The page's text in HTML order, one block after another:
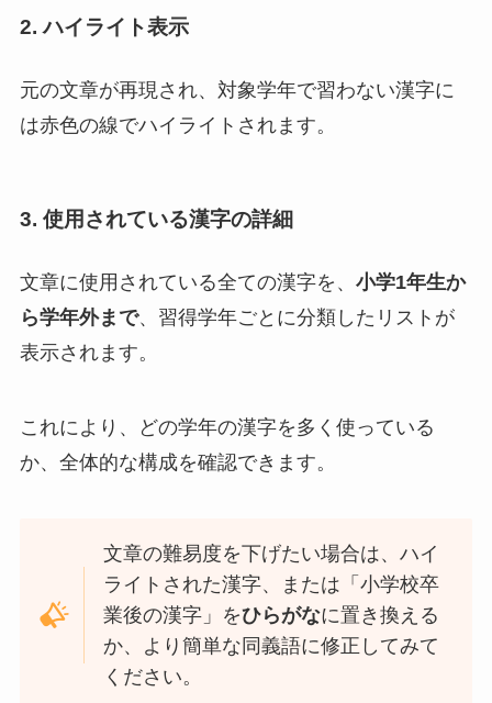
2. ハイライト表示
元の文章が再現され、対象学年で習わない漢字に
は赤色の線でハイライトされます。
3. 使用されている漢字の詳細
文章に使用されている全ての漢字を、 小学1年生か
ら学年外まで、習得学年ごとに分類したリストが
表示されます。
これにより、どの学年の漢字を多く使っている
か、全体的な構成を確認できます。
文章の難易度を下げたい場合は、ハイ
ライトされた漢字、または「小学校卒
業後の漢字」をひらがなに置き換える
か、より簡単な同義語に修正してみて
ください。